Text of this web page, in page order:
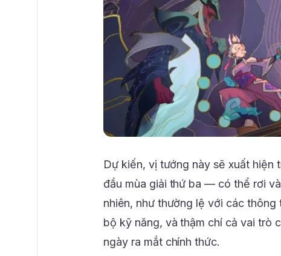
Dự kiến, vị tướng này sẽ xuất hiện
đầu mùa giải thứ ba — có thể rơi
nhiên, như thường lệ với các
bộ kỹ năng, và thậm chí cả vai trò
ngày ra mắt chính thức.